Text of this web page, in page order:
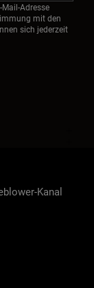
Adresse
mit den
sich jederzeit
Kanal